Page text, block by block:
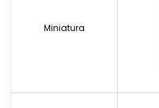
Miniatura